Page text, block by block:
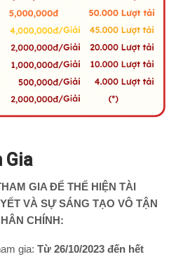
Gia
GIA ĐỂ THỂ HIỆN TÀI
VÀ SỰ SÁNG TẠO VÔ TẬN
CHÍNH:
gia: Từ 26/10/2023 đến hết